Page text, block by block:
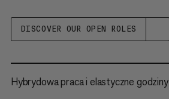
DISCOVER OUR OPEN ROLES
Hybrydowa praca i elastyczne godziny